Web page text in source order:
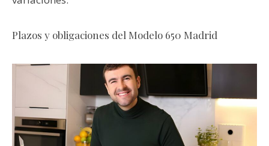
Plazos y obligaciones del Modelo 650 Madrid